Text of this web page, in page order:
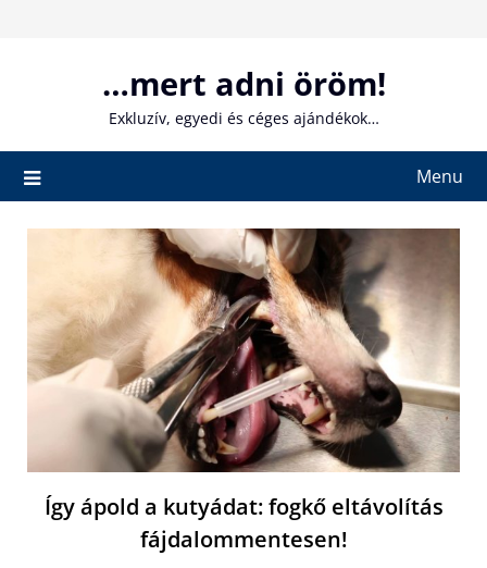
…mert adni öröm!
Exkluzív, egyedi és céges ajándékok…
Menu
Így ápold a kutyádat: fogkő eltávolítás
fájdalommentesen!